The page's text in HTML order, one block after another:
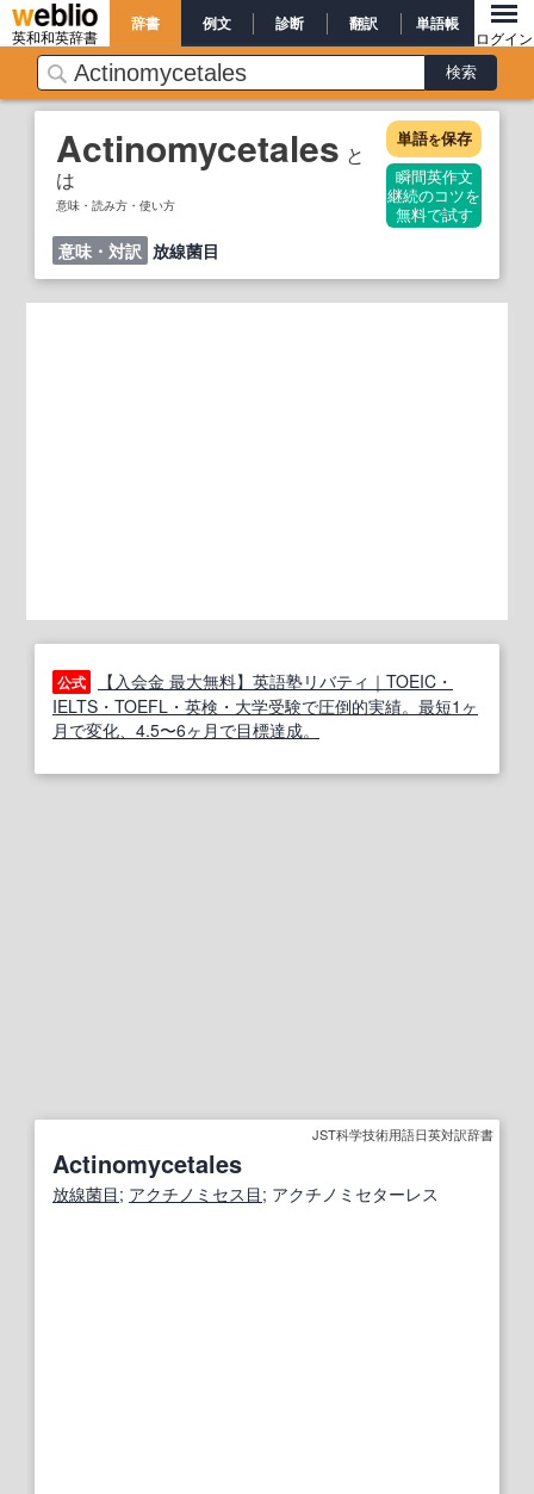
英和和英辞書
辞書 例文 診断 翻訳 単語帳
ログイン
Actinomycetales と
は
意味・読み方・使い方
単語を保存
瞬間英作文
継続のコツを
無料で試す
意味・対訳 放線菌目
公式
【入会金 最大無料】英語塾リバティ｜TOEIC・
IELTS・TOEFL・英検・大学受験で圧倒的実績。最短1ヶ
月で変化、4.5〜6ヶ月で目標達成。
JST科学技術用語日英対訳辞書
Actinomycetales
放線菌目; アクチノミセス 目; アクチノミセターレス